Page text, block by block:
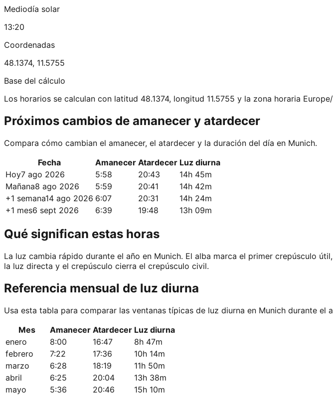
Mediodía solar
13:20
Coordenadas
48.1374, 11.5755
Base del cálculo
Los horarios se calculan con latitud 48.1374, longitud 11.5755 y la zona horaria
Próximos cambios de amanecer y atardecer
Compara cómo cambian el amanecer, el atardecer y la duración del día en Munich.
Fecha
Amanecer Atardecer Luz diurna
Hoy7 ago 2026 5:58 20:43
14h 45m
Mañana8 ago 2026 5:59 20:41
14h 42m
+1 semana14 ago 2026 6:07 20:31
14h 24m
+1 mes6 sept 2026 6:39 19:48 13h 09m
Qué significan estas horas
La luz cambia rápido durante el año en Munich. El alba marca el primer crepúsculo
la luz directa y el crepúsculo cierra el crepúsculo civil.
Referencia mensual de luz diurna
Usa esta tabla para comparar las ventanas típicas de luz diurna en Munich durante el
Mes
Amanecer Atardecer Luz diurna
enero
8:00 16:47
8h 47m
febrero
7:22 17:36
10h 14m
marzo
6:28 18:19
11h 50m
abril
6:25 20:04
13h 38m
mayo
5:36 20:46
15h 10m